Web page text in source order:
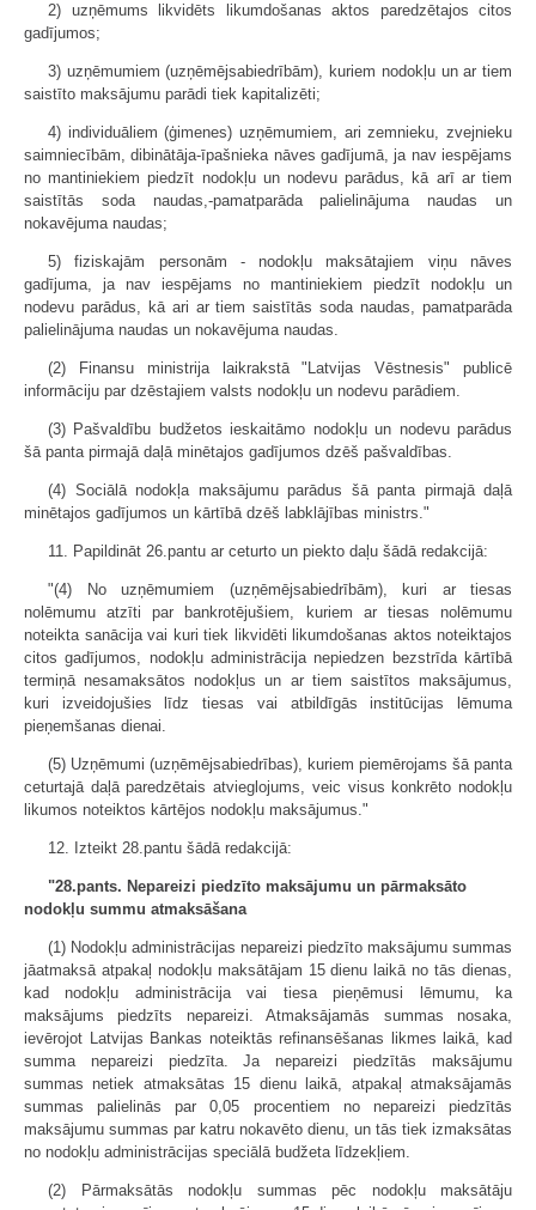
2) uzņēmums likvidēts likumdošanas aktos paredzētajos citos
gadījumos;
3) uzņēmumiem (uzņēmējsabiedrībām), kuriem nodokļu un ar tiem
saistīto maksājumu parādi tiek kapitalizēti;
4) individuāliem (ģimenes) uzņēmumiem, ari zemnieku, zvejnieku
saimniecībām, dibinātāja-īpašnieka nāves gadījumā, ja nav iespējams
no mantiniekiem piedzīt nodokļu un nodevu parādus, kā arī ar tiem
saistītās soda naudas,-pamatparāda palielinājuma naudas un
nokavējuma naudas;
5) fiziskajām personām - nodokļu maksātajiem viņu nāves
gadījuma, ja nav iespējams no mantiniekiem piedzīt nodokļu un
nodevu parādus, kā ari ar tiem saistītās soda naudas, pamatparāda
palielinājuma naudas un nokavējuma naudas.
(2) Finansu ministrija laikrakstā "Latvijas Vēstnesis" publicē
informāciju par dzēstajiem valsts nodokļu un nodevu parādiem.
(3) Pašvaldību budžetos ieskaitāmo nodokļu un nodevu parādus
šā panta pirmajā daļā minētajos gadījumos dzēš pašvaldības.
(4) Sociālā nodokļa maksājumu parādus šā panta pirmajā daļā
minētajos gadījumos un kārtībā dzēš labklājības ministrs."
11. Papildināt 26.pantu ar ceturto un piekto daļu šādā redakcijā:
"(4) No uzņēmumiem (uzņēmējsabiedrībām), kuri ar tiesas
nolēmumu atzīti par bankrotējušiem, kuriem ar tiesas nolēmumu
noteikta sanācija vai kuri tiek likvidēti likumdošanas aktos noteiktajos
citos gadījumos, nodokļu administrācija nepiedzen bezstrīda kārtībā
termiņā nesamaksātos nodokļus un ar tiem saistītos maksājumus,
kuri izveidojušies līdz tiesas vai atbildīgās institūcijas lēmuma
pieņemšanas dienai.
(5) Uzņēmumi (uzņēmējsabiedrības), kuriem piemērojams šā panta
ceturtajā daļā paredzētais atvieglojums, veic visus konkrēto nodokļu
likumos noteiktos kārtējos nodokļu maksājumus."
12. Izteikt 28.pantu šādā redakcijā:
"28.pants. Nepareizi piedzīto maksājumu un pārmaksāto
nodokļu summu atmaksāšana
(1) Nodokļu administrācijas nepareizi piedzīto maksājumu summas
jāatmaksā atpakaļ nodokļu maksātājam 15 dienu laikā no tās dienas,
kad nodokļu administrācija vai tiesa pieņēmusi lēmumu, ka
maksājums piedzīts nepareizi. Atmaksājamās summas nosaka,
ievērojot Latvijas Bankas noteiktās refinansēšanas likmes laikā, kad
summa nepareizi piedzīta. Ja nepareizi piedzītās maksājumu
summas netiek atmaksātas 15 dienu laikā, atpakaļ atmaksājamās
summas palielinās par 0,05 procentiem no nepareizi piedzītās
maksājumu summas par katru nokavēto dienu, un tās tiek izmaksātas
no nodokļu administrācijas speciālā budžeta līdzekļiem.
(2) Pārmaksātās nodokļu summas pēc nodokļu maksātāju